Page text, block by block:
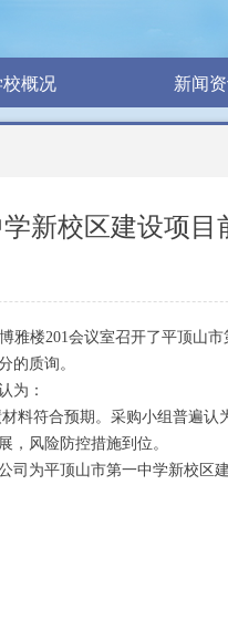
校概况
校概况
新闻
新闻
新校区建设项
楼201会议室召开了平顶山市
的质询。
为：
符合预期。采购小组普遍认
展，风险防控措施到位。
司为平顶山市第一中学新校区